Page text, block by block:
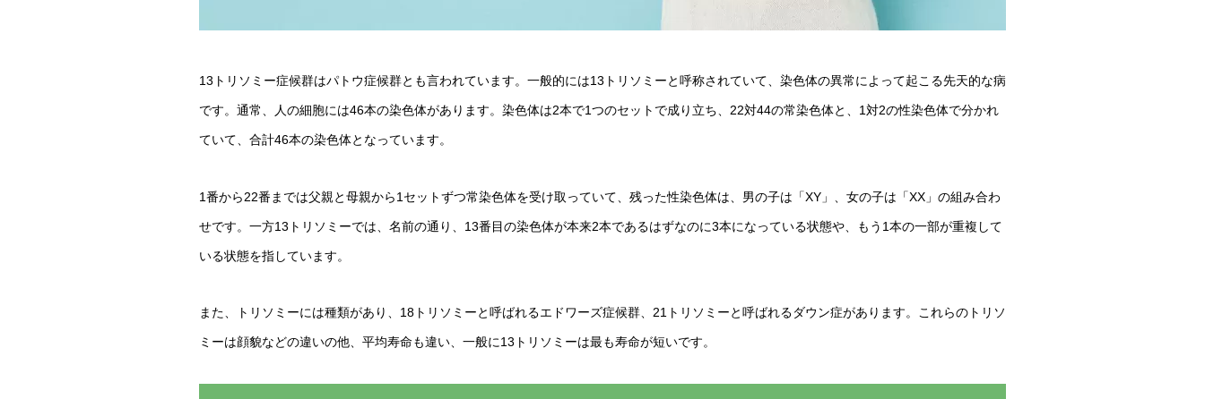
13トリソミー症候群はパトウ症候群とも言われています。一般的には13トリソミーと呼称されていて、染色体の異常によって起こる先天的な病
です。通常、人の細胞には46本の染色体があります。染色体は2本で1つのセットで成り立ち、22対44の常染色体と、1対2の性染色体で分かれ
ていて、合計46本の染色体となっています。
1番から22番までは父親と母親から1セットずつ常染色体を受け取っていて、残った性染色体は、男の子は「XY」、女の子は「XX」の組み合わ
せです。一方13トリソミーでは、名前の通り、13番目の染色体が本来2本であるはずなのに3本になっている状態や、もう1本の一部が重複して
いる状態を指しています。
また、トリソミーには種類があり、18トリソミーと呼ばれるエドワーズ症候群、21トリソミーと呼ばれるダウン症があります。これらのトリソ
ミーは顔貌などの違いの他、平均寿命も違い、一般に13トリソミーは最も寿命が短いです。